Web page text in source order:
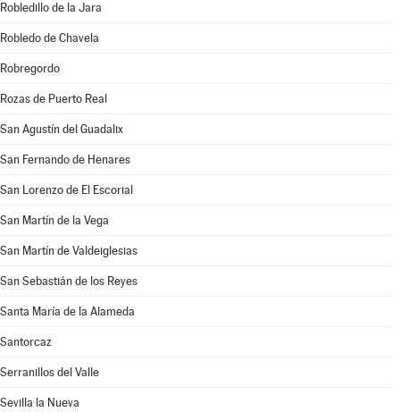
Robledillo de la Jara
Robledo de Chavela
Robregordo
Rozas de Puerto Real
San Agustín del Guadalix
San Fernando de Henares
San Lorenzo de El Escorial
San Martín de la Vega
San Martín de Valdeiglesias
San Sebastián de los Reyes
Santa María de la Alameda
Santorcaz
Serranillos del Valle
Sevilla la Nueva